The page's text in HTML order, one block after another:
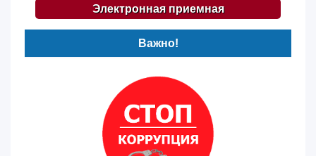
Электронная приемная
Важно!